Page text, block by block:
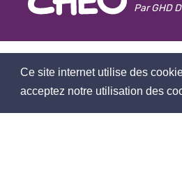
Ce site internet utilise des
acceptez notre utilisation des
Par GHD